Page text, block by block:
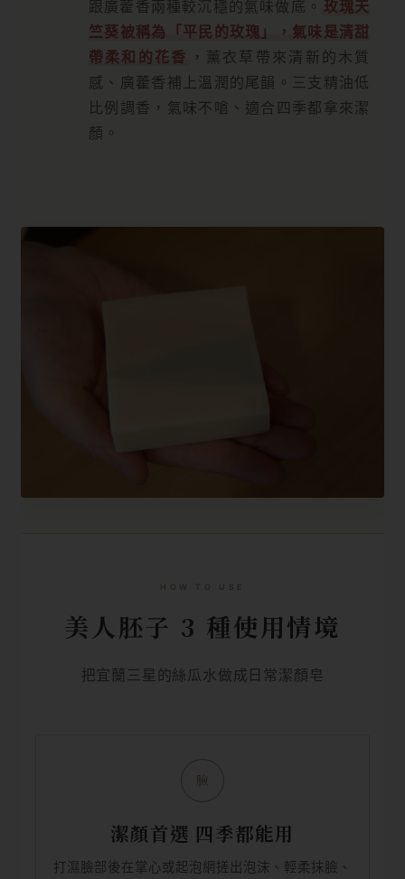
跟廣藿香兩種較沉穩的氣味做底。 玫瑰天
竺葵被稱為「平民的玫瑰」，氣味是清甜
帶柔和的花香 ，薰衣草帶來清新的木質
感、廣藿香補上溫潤的尾韻。三支精油低
比例調香，氣味不嗆、適合四季都拿來潔
顏。
HOW TO USE
美人胚子 3 種使用情境
把宜蘭三星的絲瓜水做成日常潔顏皂
臉
潔顏首選 四季都能用
打濕臉部後在掌心或起泡網搓出泡沫、輕柔抹臉、